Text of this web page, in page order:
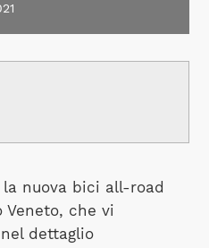
la nuova bici all-road
Veneto, che vi
dettaglio